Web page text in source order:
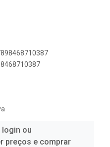
login ou
preços e comprar